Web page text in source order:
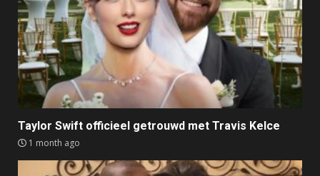
Taylor Swift officieel getrouwd met Travis Kelce
1 month ago